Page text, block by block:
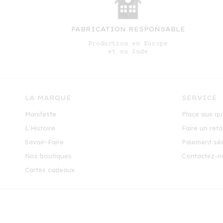
FABRICATION RESPONSABLE
Production en Europe
et en Inde
LA MARQUE
Manifeste
L'Histoire
Savoir-Faire
Nos boutiques
Cartes cadeaux
SERVICE
Place aux
Faire un
Paiement
Contactez-